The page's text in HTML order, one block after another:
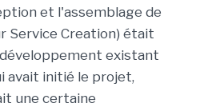
et l'assemblage de
Service Creation) était
existant
avait initié le projet,
une certaine